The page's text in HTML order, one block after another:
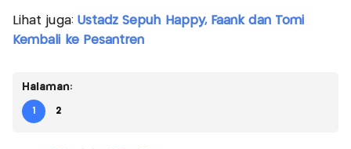
Lihat juga: Ustadz Sepuh Happy, Faank dan Tomi
Kembali ke Pesantren
Halaman:
1 2